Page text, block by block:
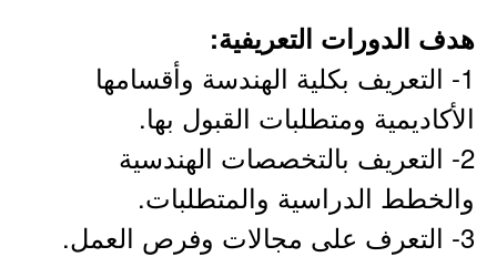
هدف الدورات التعريفية:
1- التعريف بكلية الهندسة وأقسامها
الأكاديمية ومتطلبات القبول بها.
2- التعريف بالتخصصات الهندسية
والخطط الدراسية والمتطلبات.
3- التعرف على مجالات وفرص العمل.